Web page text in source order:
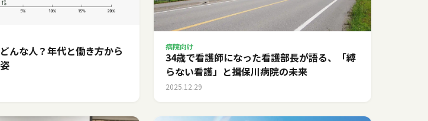
んな人？年代と働き方から
病院向け
34歳で看護師になった看護部長が語る、「縛
らない看護」と揖保川病院の未来
2025.12.29